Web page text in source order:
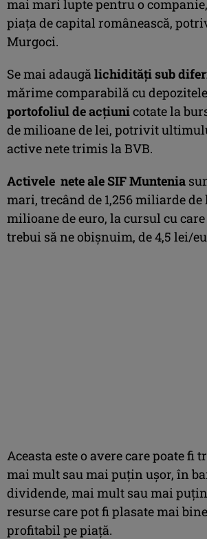
mai mari lupte pentru o
piaţa de capital românească,
Murgoci.
Se mai adaugălichidităţi sub
mărime comparabilă cu
portofoliul de acţiunicotate la
de milioane de lei, potrivit
active nete trimis la BVB.
Activele nete ale SIF Muntenia
mari, trecând de 1,256 miliarde de
milioane de euro, la cursul cu care
trebui să ne obişnuim, de 4,5 lei/
Aceasta este o avere care poate fi
mai mult sau mai puţin uşor, în
dividende, mai mult sau mai
resurse care pot fi plasate mai
profitabil pe piaţă.